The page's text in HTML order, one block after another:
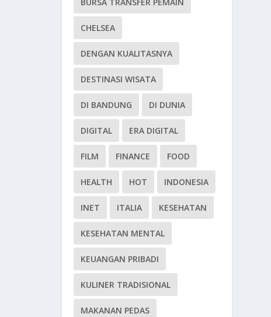
CHELSEA
DENGAN KUALITASNYA
DESTINASI WISATA
DI BANDUNG DI DUNIA
DIGITAL ERA DIGITAL
FILM FINANCE FOOD
HEALTH HOT INDONESIA
INET ITALIA KESEHATAN
KESEHATAN MENTAL
KEUANGAN PRIBADI
KULINER TRADISIONAL
MAKANAN PEDAS